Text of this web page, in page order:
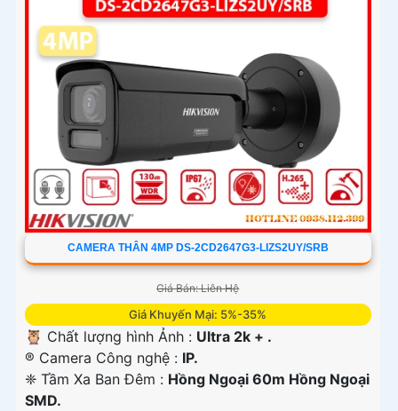
CAMERA THÂN 4MP DS-2CD2647G3-LIZS2UY/SRB
Giá Bán: Liên Hệ
Giá Khuyến Mại: 5%-35%
🦉 Chất lượng hình Ảnh : Ultra 2k + .
®️ Camera Công nghệ : IP.
❈ Tầm Xa Ban Đêm : Hồng Ngoại 60m Hồng Ngoại
SMD.